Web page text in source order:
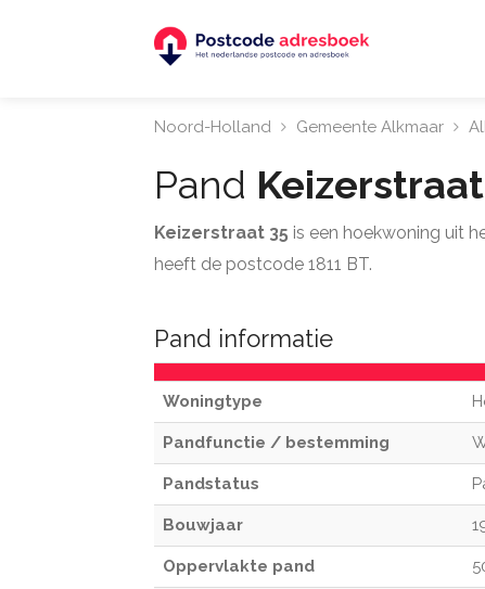
Noord-Holland Gemeente Alkmaar
Pand
Keizerstraat 35 is een hoekwoning uit
heeft de postcode 1811 BT.
Pand informatie
Woningtype
Pandfunctie / bestemming
Pandstatus
Bouwjaar
Oppervlakte pand